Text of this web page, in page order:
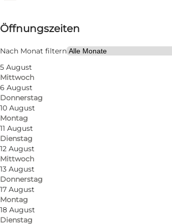
Öffnungszeiten
Nach Monat filtern
5 August
Mittwoch
6 August
Donnerstag
10 August
Montag
11 August
Dienstag
12 August
Mittwoch
13 August
Donnerstag
17 August
Montag
18 August
Dienstag
Kostenlos
Website besuchen